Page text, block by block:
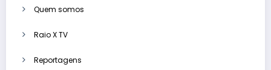
Quem somos
Raio X TV
Reportagens